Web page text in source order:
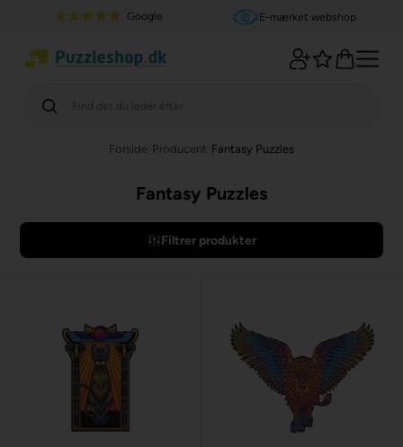
Google E-mærket webshop
Forside Producent Fantasy Puzzles
Fantasy Puzzles
Filtrer produkter